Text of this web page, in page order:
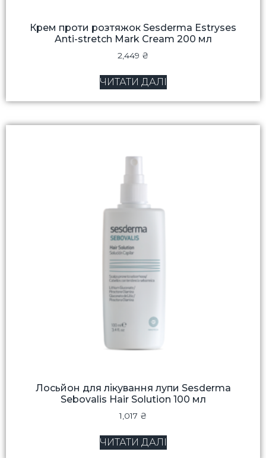
Крем проти розтяжок Sesderma Estryses
Anti-stretch Mark Cream 200 мл
2,449 ₴
ЧИТАТИ ДАЛІ
Лосьйон для лікування лупи Sesderma
Sebovalis Hair Solution 100 мл
1,017 ₴
ЧИТАТИ ДАЛІ